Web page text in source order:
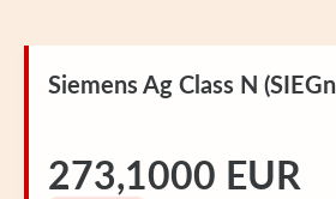
Siemens Ag Class N
273,1000 EUR